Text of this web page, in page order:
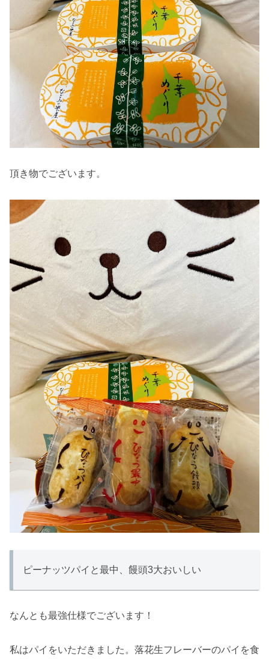
頂き物でございます。
ピーナッツパイと最中、饅頭3大おいしい
なんとも最強仕様でございます！
私はパイをいただきました。落花生フレーバーのパイを食